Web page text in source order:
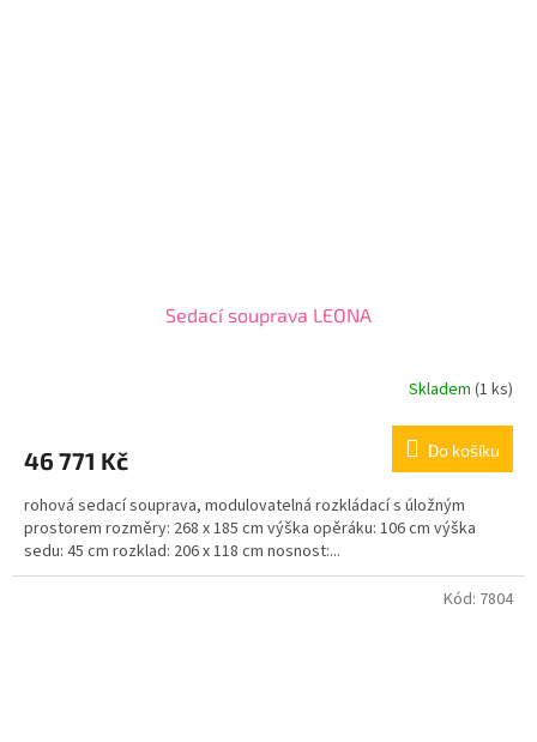
Sedací souprava LEONA
Skladem (1 ks)
46 771 Kč Do košíku
rohová sedací souprava, modulovatelná rozkládací s úložným
prostorem rozměry: 268 x 185 cm výška opěráku: 106 cm výška
sedu: 45 cm rozklad: 206 x 118 cm nosnost:...
Kód: 7804